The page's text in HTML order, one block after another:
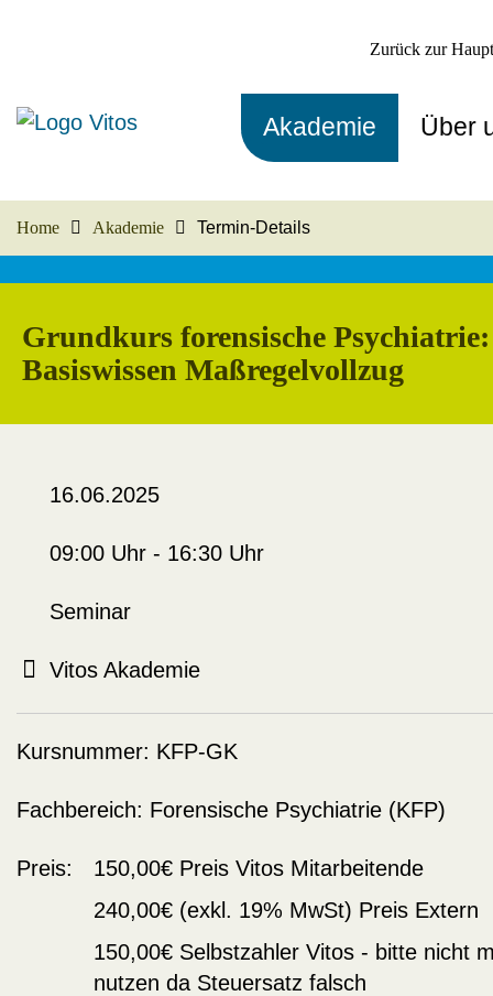
Zurück zur
Akademie Über
Home Akademie Termin-Details
Grundkurs forensische Psychiatrie:
Basiswissen Maßregelvollzug
16.06.2025
09:00 Uhr - 16:30 Uhr
Seminar
Vitos Akademie
Kursnummer: KFP-GK
Fachbereich: Forensische Psychiatrie (KFP)
Preis: 150,00€ Preis Vitos Mitarbeitende
240,00€ (exkl. 19% MwSt) Preis Extern
150,00€ Selbstzahler Vitos - bitte nicht
nutzen da Steuersatz falsch